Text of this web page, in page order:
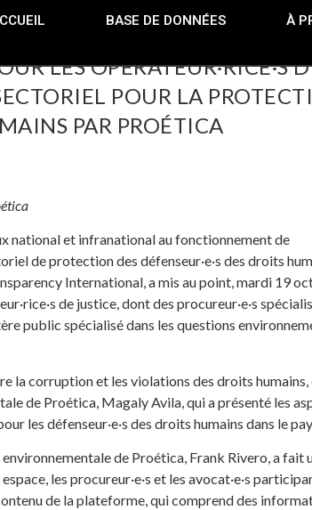
BASE DE DONNÉES À
LES OPÉRATEUR·RICE·S
POUR LA
PAR PROÉTICA
national et infranational au fonctionnement de
de protection des défenseur·e·s des droits
International, a mis au point, mardi 19
de justice, dont des procureur·e·s
public spécialisé dans les questions
la corruption et les violations des droits humains,
de Proética, Magaly Avila, qui a présenté les
les défenseur·e·s des droits humains dans le
de Proética, Frank Rivero, a fait
les procureur·e·s et les avocat·e·s
de la plateforme, qui comprend des